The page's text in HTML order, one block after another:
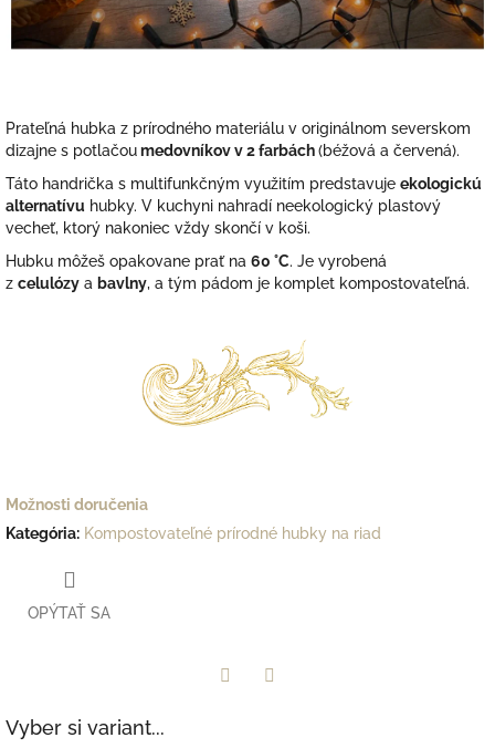
Prateľná hubka z prírodného materiálu v originálnom severskom
dizajne s potlačoumedovníkov v 2 farbách(béžová a červená).
Táto handrička s multifunkčným využitím predstavuje ekologickú
alternatívu hubky. V kuchyni nahradí neekologický plastový
vecheť, ktorý nakoniec vždy skončí v koši.
Hubku môžeš opakovane prať na 60 °C. Je vyrobená
z celulózy a bavlny, a tým pádom je komplet kompostovateľná.
Možnosti doručenia
Kategória: Kompostovateľné prírodné hubky na riad
OPÝTAŤ SA
Vyber si variant...